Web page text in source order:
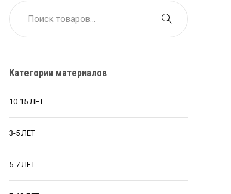
Категории материалов
10-15 ЛЕТ
3-5 ЛЕТ
5-7 ЛЕТ